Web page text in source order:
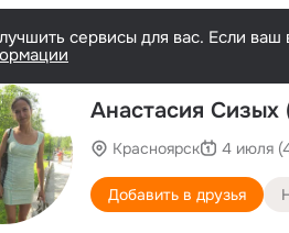
сервисы для вас. Если
Анастасия Сизых
Красноярск 4 июля
Добавить в друзья